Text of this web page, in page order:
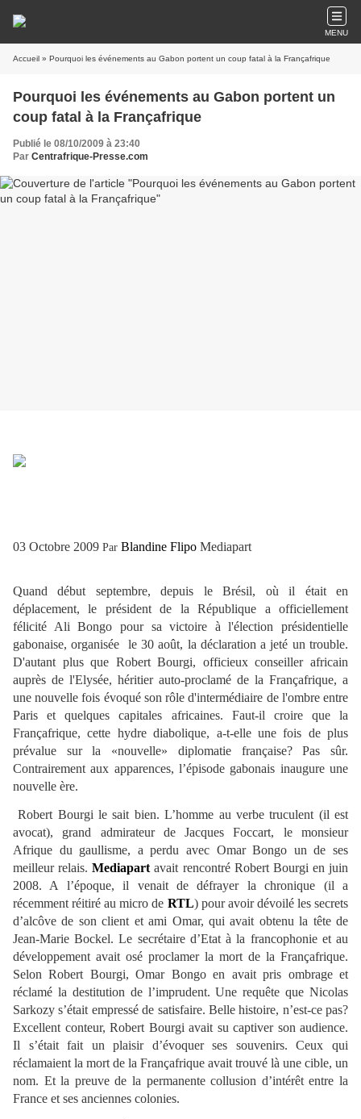
MENU
Accueil » Pourquoi les événements au Gabon portent un coup fatal à la Françafrique
Pourquoi les événements au Gabon portent un
coup fatal à la Françafrique
Publié le 08/10/2009 à 23:40
Par Centrafrique-Presse.com
03 Octobre 2009 Par Blandine Flipo Mediapart
Quand début septembre, depuis le Brésil, où il était en
déplacement, le président de la République a officiellement
félicité Ali Bongo pour sa victoire à l'élection présidentielle
gabonaise, organisée le 30 août, la déclaration a jeté un trouble.
D'autant plus que Robert Bourgi, officieux conseiller africain
auprès de l'Elysée, héritier auto-proclamé de la Françafrique, a
une nouvelle fois évoqué son rôle d'intermédiaire de l'ombre entre
Paris et quelques capitales africaines. Faut-il croire que la
Françafrique, cette hydre diabolique, a-t-elle une fois de plus
prévalue sur la «nouvelle» diplomatie française? Pas sûr.
Contrairement aux apparences, l’épisode gabonais inaugure une
nouvelle ère.
Robert Bourgi le sait bien. L’homme au verbe truculent (il est
avocat), grand admirateur de Jacques Foccart, le monsieur
Afrique du gaullisme, a perdu avec Omar Bongo un de ses
meilleur relais.Mediapart avait rencontré Robert Bourgi en juin
2008. A l’époque, il venait de défrayer la chronique (il a
récemment réitiré au micro de RTL) pour avoir dévoilé les secrets
d’alcôve de son client et ami Omar, qui avait obtenu la tête de
Jean-Marie Bockel. Le secrétaire d’Etat à la francophonie et au
développement avait osé proclamer la mort de la Françafrique.
Selon Robert Bourgi, Omar Bongo en avait pris ombrage et
réclamé la destitution de l’imprudent. Une requête que Nicolas
Sarkozy s’était empressé de satisfaire. Belle histoire, n’est-ce pas?
Excellent conteur, Robert Bourgi avait su captiver son audience.
Il s’était fait un plaisir d’évoquer ses souvenirs. Ceux qui
réclamaient la mort de la Françafrique avait trouvé là une cible, un
nom. Et la preuve de la permanente collusion d’intérêt entre la
France et ses anciennes colonies.